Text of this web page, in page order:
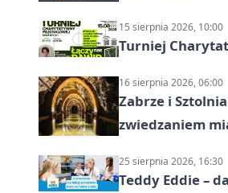
15 sierpnia 2026, 10:00
Turniej
16 sierpnia 2026, 06:00
Zabrze i
zwiedzaniem
25 sierpnia 2026, 16:30
Teddy Eddie –